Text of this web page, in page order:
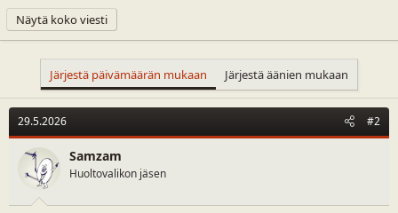
Näytä koko viesti
Järjestä päivämäärän mukaan Järjestä äänien mukaan
29.5.2026 #2
Samzam
Huoltovalikon jäsen